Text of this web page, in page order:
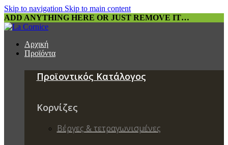
Skip to navigation Skip to main content
ADD ANYTHING HERE OR JUST REMOVE IT…
Αρχική
Προϊόντα
Προϊοντικός Κατάλογος
Κορνίζες
Βέργες & τετραγωνισμένες